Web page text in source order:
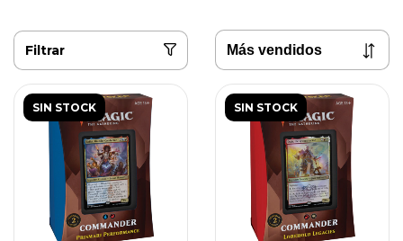
Filtrar
SIN STOCK SIN STOCK